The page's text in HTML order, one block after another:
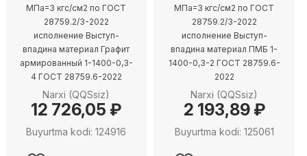
МПа=3 кгс/см2 по ГОСТ
28759.2/3-2022
исполнение Выступ-
впадина материал Графит
армированный 1-1400-0,3-
4 ГОСТ 28759.6-2022
Narxi (QQSsiz)
12 726,05 ₽
Buyurtma kodi: 124916
МПа=3 кгс/см2 по ГОСТ
28759.2/3-2022
исполнение Выступ-
впадина материал ПМБ 1-
1400-0,3-2 ГОСТ 28759.6-
2022
Narxi (QQSsiz)
2 193,89 ₽
Buyurtma kodi: 125061